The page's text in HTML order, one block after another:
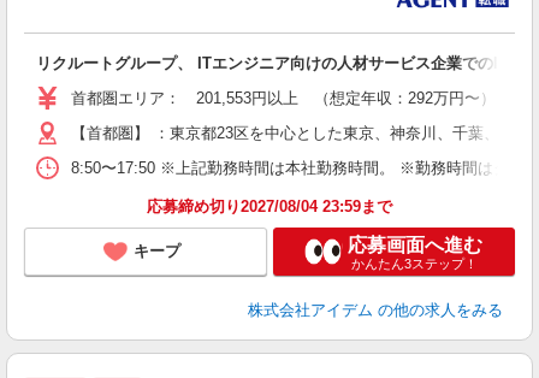
リクルートグループ、 ITエンジニア向けの人材サービス企業でのITエ
首都圏エリア： 201,553円以上 （想定年収：292万円〜） ※想
【首都圏】 ：東京都23区を中心とした東京、神奈川、千葉
8:50〜17:50 ※上記勤務時間は本社勤務時間。 ※勤務時間はクラ
応募締め切り2027/08/04 23:59まで
キープ 応募画面へ進む
かんたん3ステップ！
株式会社アイデム の他の求人をみる